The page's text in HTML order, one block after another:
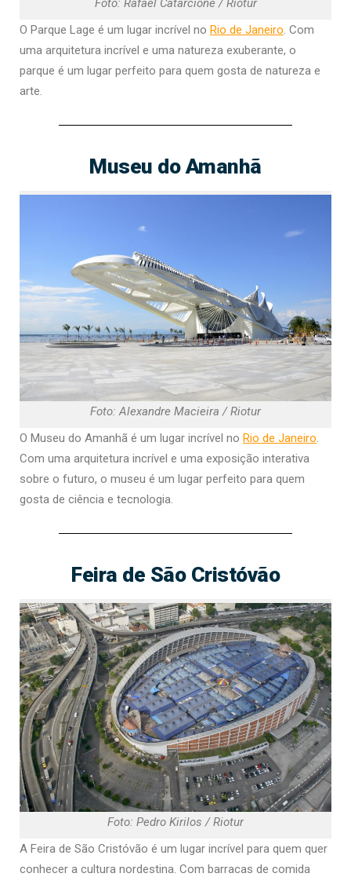
O Parque Lage é um lugar incrível no Rio de Janeiro . Com
uma arquitetura incrível e uma natureza exuberante, o
parque é um lugar perfeito para quem gosta de natureza e
arte.
Museu do Amanhã
Foto: Alexandre Macieira / Riotur
O Museu do Amanhã é um lugar incrível no Rio de Janeiro.
Com uma arquitetura incrível e uma exposição interativa
sobre o futuro, o museu é um lugar perfeito para quem
gosta de ciência e tecnologia.
Feira de São Cristóvão
Foto: Pedro Kirilos / Riotur
A Feira de São Cristóvão é um lugar incrível para quem quer
conhecer a cultura nordestina. Com barracas de comida